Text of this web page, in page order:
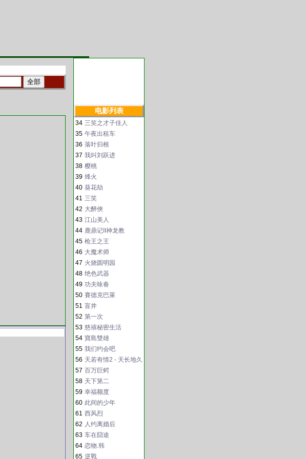
全部
电影列表
34 三笑之才子佳人
35 午夜出租车
36 落叶归根
37 我叫刘跃进
38 樱桃
39 烽火
40 葵花劫
41 三笑
42 大醉俠
43 江山美人
44 鹿鼎记II神龙教
45 枪王之王
46 大魔术师
47 火烧圆明园
48 绝色武器
49 功夫咏春
50 賽德克巴萊
51 盲井
52 第一次
53 慈禧秘密生活
54 寶島雙雄
55 我们约会吧
56 天若有情2 - 天长地久
57 百万巨鳄
58 天下第二
59 幸福额度
60 此间的少年
61 西风烈
62 人约离婚后
63 车在囧途
64 恋物.韩
65 逆戰